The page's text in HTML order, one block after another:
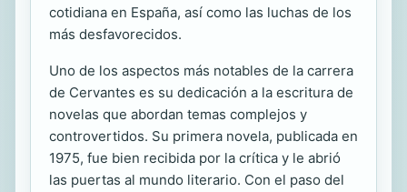
cotidiana en España, así como las luchas de los
más desfavorecidos.
Uno de los aspectos más notables de la carrera
de Cervantes es su dedicación a la escritura de
novelas que abordan temas complejos y
controvertidos. Su primera novela, publicada en
1975, fue bien recibida por la crítica y le abrió
las puertas al mundo literario. Con el paso del